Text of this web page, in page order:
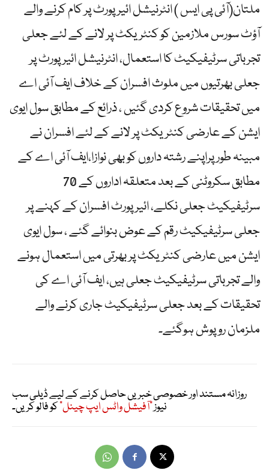
ملتان(آئی پی ایس ) انٹرنیشل ائیرپورٹ پر کام کرنے والے
آؤٹ سورس ملازمین کو کنٹریکٹ پر لانے کے لئے جعلی
تجرباتی سرٹیفیکیٹ کا استعمال، انٹرنیشل ائیرپورٹ پر
جعلی بھرتیوں میں ملوث افسران کے خلاف ایف آئی اے
میں تحقیقات شروع کردی گئیں ، ذرائع کے مطابق سول ایوی
ایشن کے عارضی کنٹریکٹ پر لانے کے لئے افسران نے
مبینہ طور پراپنے رشتہ داروں کو بھی نوازا،ایف آئی اے کے
مطابق سکروٹنی کے بعد متعلقہ اداروں کے 70
سرٹیفیکیٹ جعلی نکلے، ائیرپورٹ افسران کے کہنے پر
جعلی سرٹیفیکیٹ رقم کے عوض بنوائے گئے ، سول ایوی
ایشن میں عارضی کنٹریکٹ پر بھرتی میں استعمال ہونے
والے تجرباتی سرٹیفیکیٹ جعلی ہیں، ایف آئی اے کی
تحقیقات کے بعد جعلی سرٹیفیکیٹ جاری کرنے والے
ملزمان روپوش ہوگئے۔
روزانہ مستند اور خصوصی خبریں حاصل کرنے کے لیے ڈیلی سب
نیوز"آفیشل واٹس ایپ چینل"کو فالو کریں۔